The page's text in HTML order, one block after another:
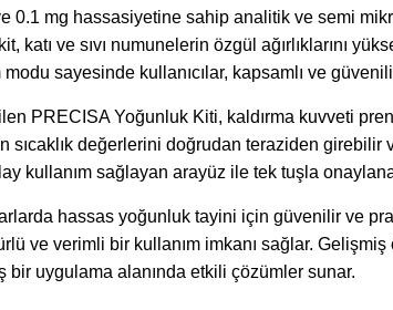
0.1 mg hassasiyetine sahip analitik ve semi
katı ve sıvı numunelerin özgül ağırlıklarını
sayesinde kullanıcılar, kapsamlı ve
PRECISA Yoğunluk Kiti, kaldırma kuvveti
sıcaklık değerlerini doğrudan teraziden
kullanım sağlayan arayüz ile tek tuşla
hassas yoğunluk tayini için güvenilir ve
ve verimli bir kullanım imkanı sağlar.
bir uygulama alanında etkili çözümler sunar.